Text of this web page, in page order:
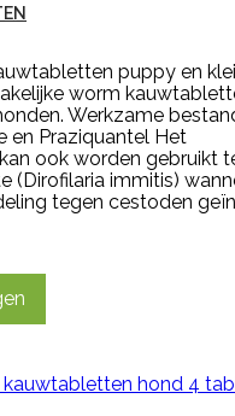
puppy en
worm
Werkzame
en Praziquantel Het
ook worden gebruikt
(Dirofilaria immitis)
tegen cestoden